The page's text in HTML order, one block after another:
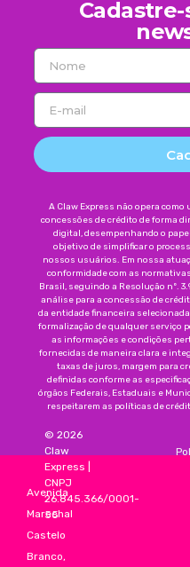
A Claw Express não opera
concessões de crédito de forma
digital, desempenhando o
objetivo de simplificar o
nossos usuários. Em nossa
conformidade com as
Brasil, seguindo a Resolução nº.
análise para a concessão de
da entidade financeira
formalização de qualquer serviço
as informações e condições
fornecidas de maneira clara e
taxas de juros, margem para
definidas conforme as
órgãos Federais, Estaduais e
respeitarem as políticas de
Avenida
Marechal
Castelo
Branco,
© 2026
Claw
Express
CNPJ
26.845.366/0001-
55